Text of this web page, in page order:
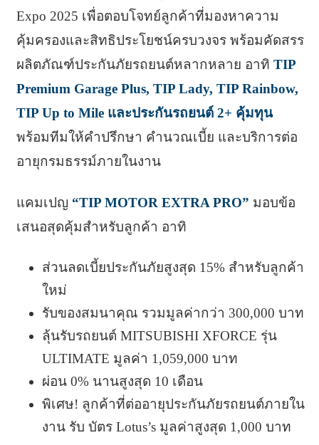
Expo 2025 เพื่อตอบโจทย์ลูกค้าที่มองหาความ
คุ้มครองและสิทธิประโยชน์ครบวงจร พร้อมคัดสรร
ผลิตภัณฑ์ประกันภัยรถยนต์หลากหลาย อาทิ TIP
Premium Garage Plus, TIP Lady, TIP Rainbow,
TIP Up to Mile และประกันรถยนต์ 2+ คุ้มทุน
พร้อมทีมให้คำปรึกษา คำนวณเบี้ย และบริการต่อ
อายุกรมธรรม์ภายในงาน
แคมเปญ “TIP MOTOR EXTRA PRO” มอบข้อ
เสนอสุดคุ้มสำหรับลูกค้า อาทิ
ส่วนลดเบี้ยประกันภัยสูงสุด 15% สำหรับลูกค้า
ใหม่
รับของสมนาคุณ รวมมูลค่ากว่า 300,000 บาท
ลุ้นรับรถยนต์ MITSUBISHI XFORCE รุ่น
ULTIMATE มูลค่า 1,059,000 บาท
ผ่อน 0% นานสูงสุด 10 เดือน
พิเศษ! ลูกค้าที่ต่ออายุประกันภัยรถยนต์ภายใน
งาน รับ บัตร Lotus’s มูลค่าสูงสุด 1,000 บาท